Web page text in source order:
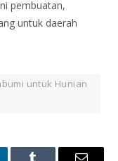
pembuatan,
untuk daerah
untuk Hunian